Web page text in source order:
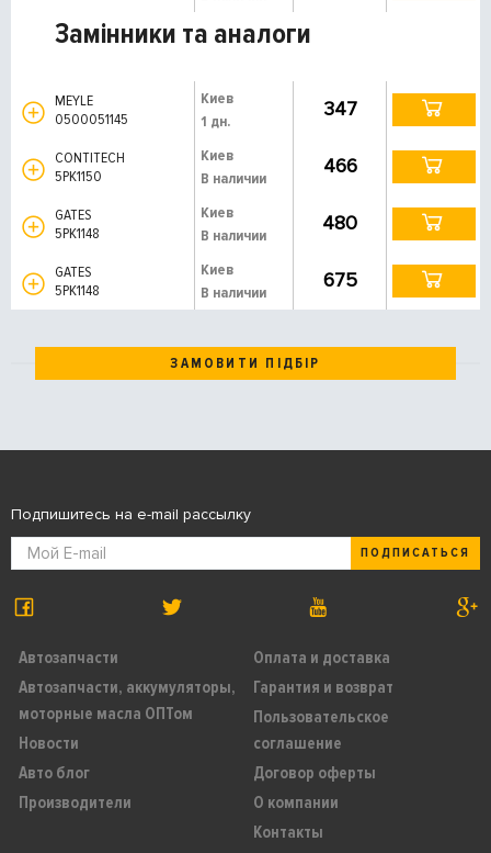
Замінники та аналоги
MEYLE
0500051145
Киев
1 дн.
347
CONTITECH
5PK1150
Киев
В наличии
466
GATES
5PK1148
Киев
В наличии
480
GATES
5PK1148
Киев
В наличии
675
ЗАМОВИТИ ПІДБІР
Автозапчасти
Автозапчасти, аккумуляторы,
моторные масла ОПТом
Новости
Авто блог
Производители
Оплата и доставка
Гарантия и возврат
Пользовательское
соглашение
Договор оферты
О компании
Контакты
Подпишитесь на e-mail рассылку
ПОДПИСАТЬСЯ